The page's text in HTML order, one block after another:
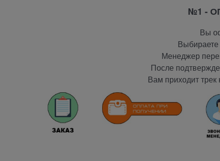
№1 -
Вы
Менеджер
После
Вам приходит